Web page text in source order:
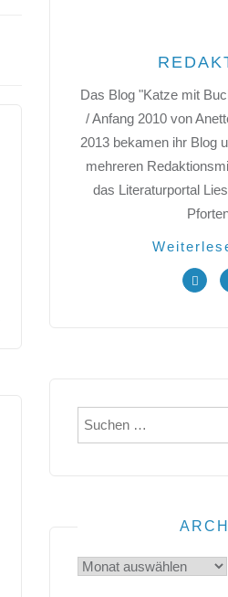
Das Blog "Katze mit
/ Anfang 2010 von
2013 bekamen ihr Blog
mehreren
das Literaturportal
Suchen
nach:
Archiv